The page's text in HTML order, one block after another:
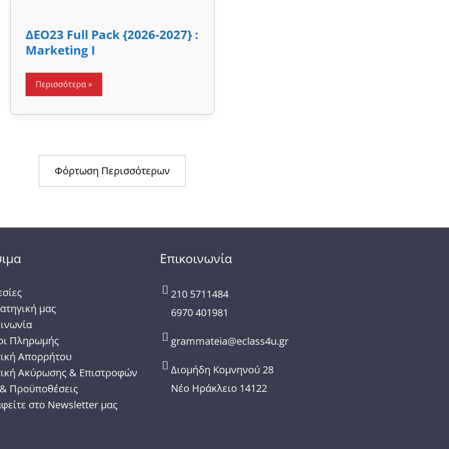
ΔΕΟ23 Full Pack {2026-2027} :
Marketing I
{2026-
2027}
Περισσότερα »
Φόρτωση Περισσότερων
μας
Πληρωμής
Απορρήτου
Ακύρωσης & Επιστροφών
Προϋποθέσεις
στο Newsletter μας
Επικοινωνία
210 5711484
6970 401981
grammateia@eclass4u.gr
Διομήδη Κομνηνού 28
Νέο Ηράκλειο 14122